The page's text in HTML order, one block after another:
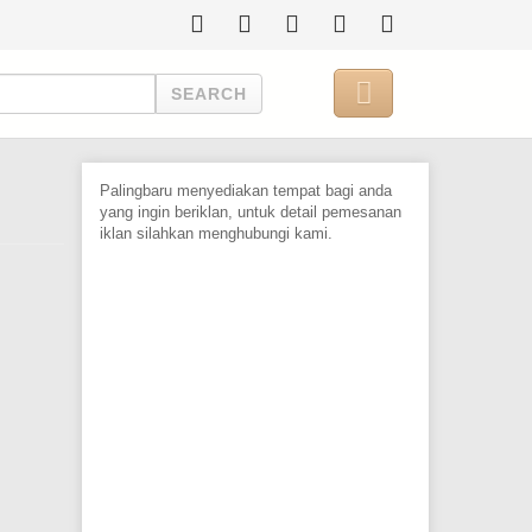
SEARCH

Palingbaru menyediakan tempat bagi anda
yang ingin beriklan, untuk detail pemesanan
iklan silahkan menghubungi kami.